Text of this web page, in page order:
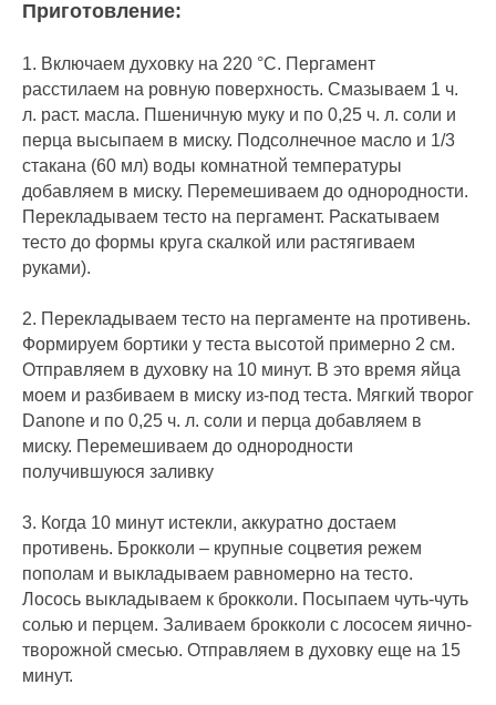
Приготовление:
1. Включаем духовку на 220 °С. Пергамент
расстилаем на ровную поверхность. Смазываем 1 ч.
л. раст. масла. Пшеничную муку и по 0,25 ч. л. соли и
перца высыпаем в миску. Подсолнечное масло и 1/3
стакана (60 мл) воды комнатной температуры
добавляем в миску. Перемешиваем до однородности.
Перекладываем тесто на пергамент. Раскатываем
тесто до формы круга скалкой или растягиваем
руками).
2. Перекладываем тесто на пергаменте на противень.
Формируем бортики у теста высотой примерно 2 см.
Отправляем в духовку на 10 минут. В это время яйца
моем и разбиваем в миску из-под теста. Мягкий творог
Danone и по 0,25 ч. л. соли и перца добавляем в
миску. Перемешиваем до однородности
получившуюся заливку
3. Когда 10 минут истекли, аккуратно достаем
противень. Брокколи – крупные соцветия режем
пополам и выкладываем равномерно на тесто.
Лосось выкладываем к брокколи. Посыпаем чуть-чуть
солью и перцем. Заливаем брокколи с лососем яично-
творожной смесью. Отправляем в духовку еще на 15
минут.